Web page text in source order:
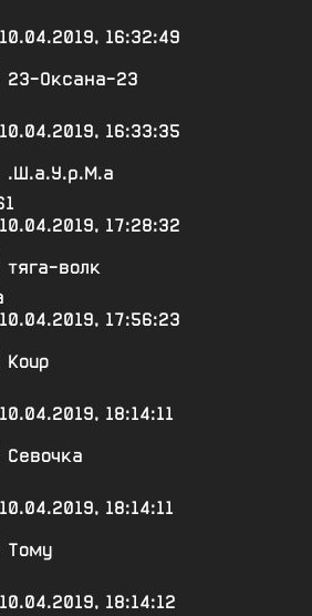
10.04.2019, 16:32:49
23-Оксана-23
10.04.2019, 16:33:35
.Ш.а.У.р.М.а
10.04.2019, 17:28:32
тяга-волк
10.04.2019, 17:56:23
Koup
10.04.2019, 18:14:11
Севочка
10.04.2019, 18:14:11
Тому
10.04.2019, 18:14:12